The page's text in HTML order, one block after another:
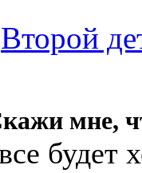
Второй
мне,
будет